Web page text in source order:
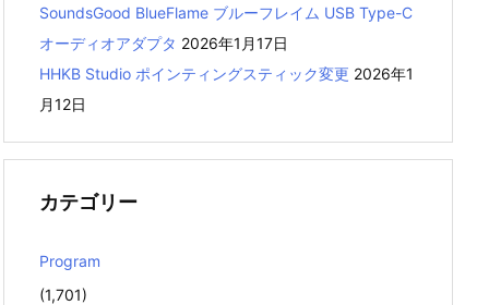
SoundsGood BlueFlame ブルーフレイム USB Type-C
オーディオアダプタ 2026年1月17日
HHKB Studio ポインティングスティック変更 2026年1
月12日
カテゴリー
Program
(1,701)